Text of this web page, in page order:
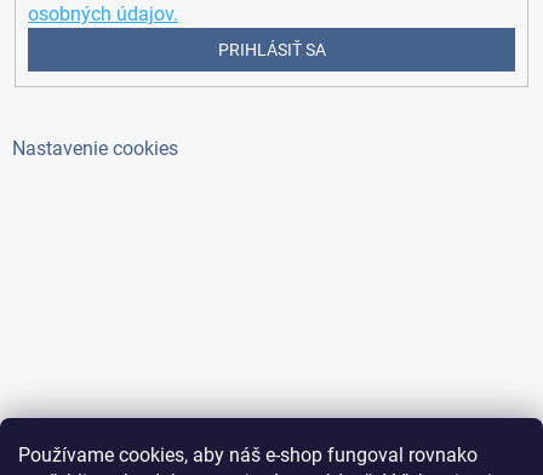
Používame cookies, aby náš e-shop fungoval rovnako
osobných údajov.
PRIHLÁSIŤ SA
Nastavenie cookies